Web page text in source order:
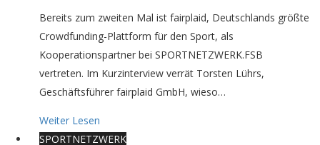
Bereits zum zweiten Mal ist fairplaid, Deutschlands größte
Crowdfunding-Plattform für den Sport, als
Kooperationspartner bei SPORTNETZWERK.FSB
vertreten. Im Kurzinterview verrät Torsten Lührs,
Geschäftsführer fairplaid GmbH, wieso…
Weiter Lesen
SPORTNETZWERK